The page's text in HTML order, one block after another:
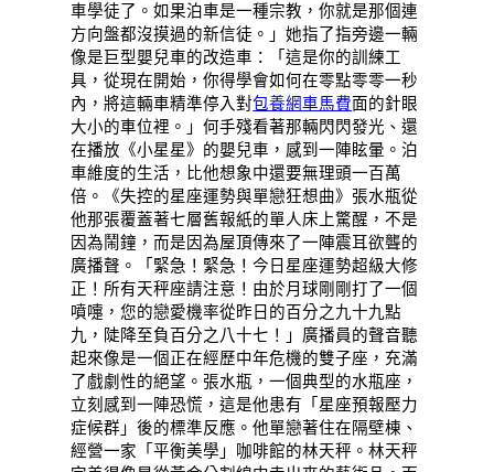
車學徒了。如果泊車是一種宗教，你就是那個連
方向盤都沒摸過的新信徒。」她指了指旁邊一輛
像是巨型嬰兒車的改造車：「這是你的訓練工
具，從現在開始，你得學會如何在零點零零一秒
內，將這輛車精準停入對包養網車馬費面的針眼
大小的車位裡。」何手殘看著那輛閃閃發光、還
在播放《小星星》的嬰兒車，感到一陣眩暈。泊
車維度的生活，比他想象中還要無理頭一百萬
倍。《失控的星座運勢與單戀狂想曲》張水瓶從
他那張覆蓋著七層舊報紙的單人床上驚醒，不是
因為鬧鐘，而是因為屋頂傳來了一陣震耳欲聾的
廣播聲。「緊急！緊急！今日星座運勢超級大修
正！所有天秤座請注意！由於月球剛剛打了一個
噴嚏，您的戀愛機率從昨日的百分之九十九點
九，陡降至負百分之八十七！」廣播員的聲音聽
起來像是一個正在經歷中年危機的雙子座，充滿
了戲劇性的絕望。張水瓶，一個典型的水瓶座，
立刻感到一陣恐慌，這是他患有「星座預報壓力
症候群」後的標準反應。他單戀著住在隔壁棟、
經營一家「平衡美學」咖啡館的林天秤。林天秤